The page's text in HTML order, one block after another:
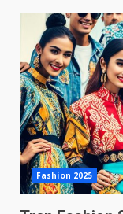
Fashion 2025